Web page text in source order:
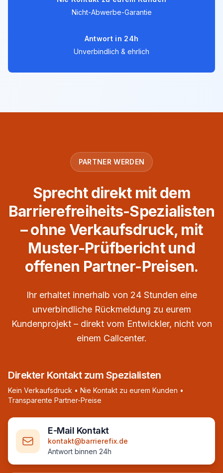
Nicht-Abwerbe-Garantie
Antwort in 24h
Unverbindlich & ehrlich
PARTNER WERDEN
Sprecht direkt mit dem
Barrierefreiheits-Spezialisten
– ohne Verkaufsdruck, mit
Muster-Prüfbericht und
offenen Partner-Preisen.
Ihr erhaltet innerhalb von 24 Stunden eine
unverbindliche Rückmeldung zu eurem
Kundenprojekt – direkt vom Entwickler, nicht von
einem Callcenter.
Direkter Kontakt zum Spezialisten
Kein Verkaufsdruck • Nie Kontakt zu eurem Kunden •
Transparente Partner-Preise
E-Mail Kontakt
kontakt@barrierefix.de
Antwort binnen 24h